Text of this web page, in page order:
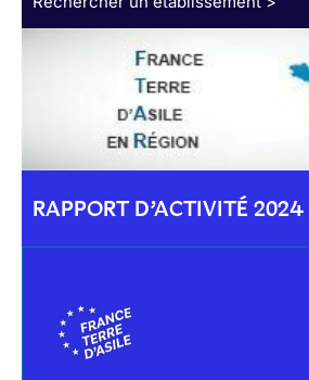
RAPPORT D’ACTIVITÉ 2024